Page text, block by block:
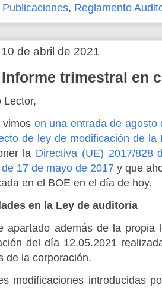
Publicaciones, Reglamento
de abril de 2021
trimestral en
Lector,
vimos en una entrada de agosto
de ley de modificación de
la Directiva (UE) 2017/828
17 de mayo de 2017 y que
en el BOE en el día de hoy.
en la Ley de auditoría
apartado además de la propia
del día 12.05.2021
de la corporación.
modificaciones introducidas